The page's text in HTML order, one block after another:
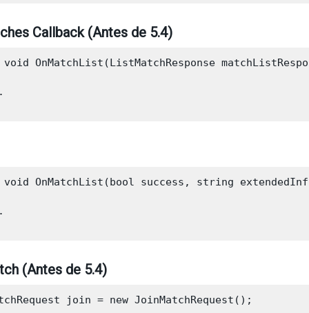
Callback (Antes de 5.4)
OnMatchList(ListMatchResponse
OnMatchList(bool success, string
(Antes de 5.4)
join = new JoinMatchRequest();